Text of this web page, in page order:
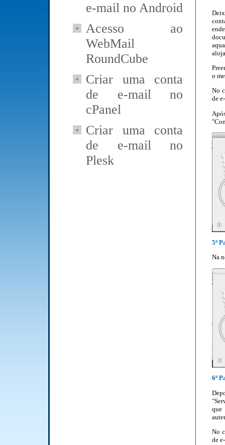
e-mail no Android
Acesso ao
WebMail
RoundCube
Criar uma conta
de e-mail no
cPanel
Criar uma conta
de e-mail no
Plesk
o
No
de
5º
Na
6º
que
No
de